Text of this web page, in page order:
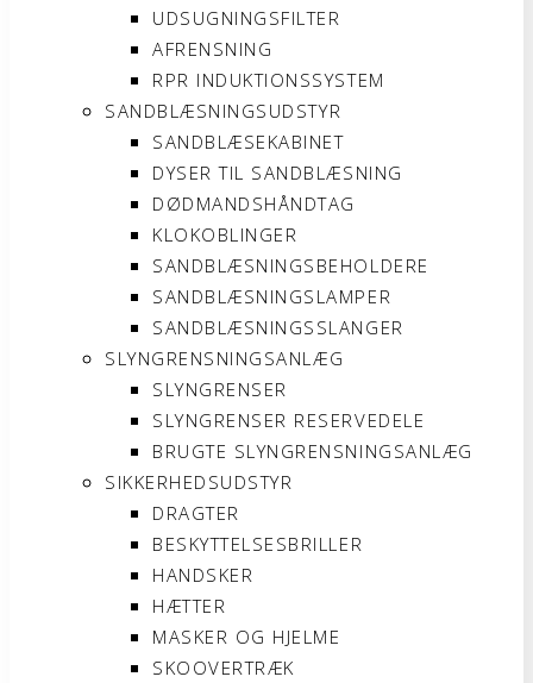
UDSUGNINGSFILTER
AFRENSNING
RPR INDUKTIONSSYSTEM
SANDBLÆSNINGSUDSTYR
SANDBLÆSEKABINET
DYSER TIL SANDBLÆSNING
DØDMANDSHÅNDTAG
KLOKOBLINGER
SANDBLÆSNINGSBEHOLDERE
SANDBLÆSNINGSLAMPER
SANDBLÆSNINGSSLANGER
SLYNGRENSNINGSANLÆG
SLYNGRENSER
SLYNGRENSER RESERVEDELE
BRUGTE SLYNGRENSNINGSANLÆG
SIKKERHEDSUDSTYR
DRAGTER
BESKYTTELSESBRILLER
HANDSKER
HÆTTER
MASKER OG HJELME
SKOOVERTRÆK